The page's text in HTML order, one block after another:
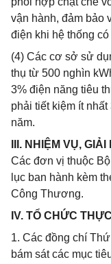
vận hành, đảm bảo
điện khi hệ thống có
(4) Các cơ sở sử
thụ từ 500 nghìn
3% điện năng tiêu
phải tiết kiệm ít
năm.
III. NHIỆM VỤ,
Các đơn vị thuộc
lục ban hành kèm
Công Thương.
IV. TỔ CHỨC
1. Các đồng chí
bám sát các mục